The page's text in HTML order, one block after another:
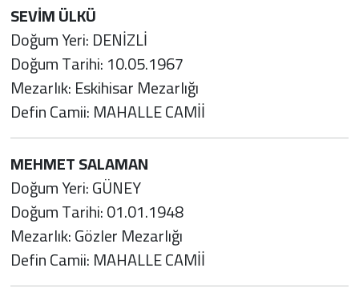
SEVİM ÜLKÜ
Doğum Yeri: DENİZLİ
Doğum Tarihi: 10.05.1967
Mezarlık: Eskihisar Mezarlığı
Defin Camii: MAHALLE CAMİİ
MEHMET SALAMAN
Doğum Yeri: GÜNEY
Doğum Tarihi: 01.01.1948
Mezarlık: Gözler Mezarlığı
Defin Camii: MAHALLE CAMİİ